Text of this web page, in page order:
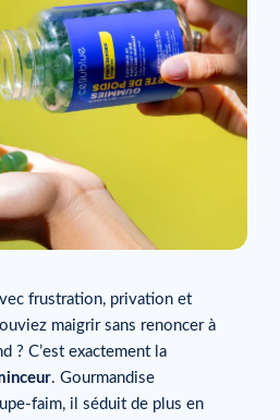
frustration, privation et
maigrir sans renoncer à
? C’est exactement la
. Gourmandise
faim, il séduit de plus en